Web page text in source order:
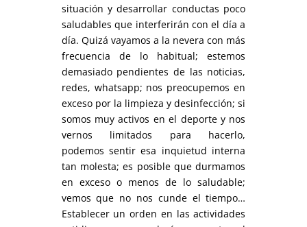
situación y desarrollar conductas poco
saludables que interferirán con el día a
día. Quizá vayamos a la nevera con más
frecuencia de lo habitual; estemos
demasiado pendientes de las noticias,
redes, whatsapp; nos preocupemos en
exceso por la limpieza y desinfección; si
somos muy activos en el deporte y nos
vernos limitados para hacerlo,
podemos sentir esa inquietud interna
tan molesta; es posible que durmamos
en exceso o menos de lo saludable;
vemos que no nos cunde el tiempo…
Establecer un orden en las actividades